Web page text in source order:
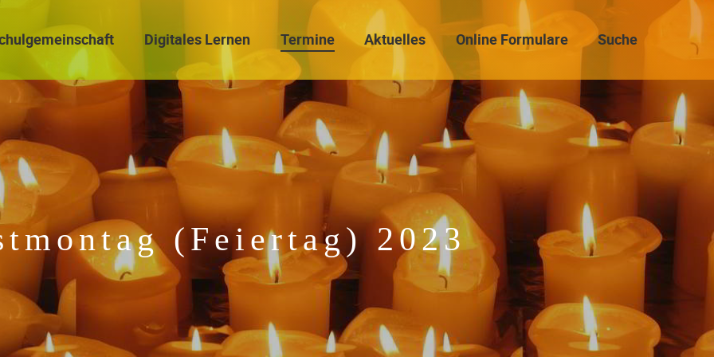
Digitales Lernen Termine Aktuelles Online Formulare Suche
(Feiertag) 2023